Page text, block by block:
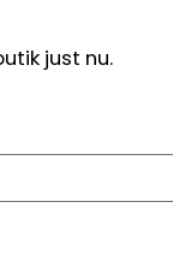
just nu.